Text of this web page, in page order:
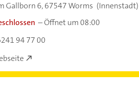
Gallborn 6,67547 Worms (Innenstadt)
–Öffnet um 08:00
94 77 00